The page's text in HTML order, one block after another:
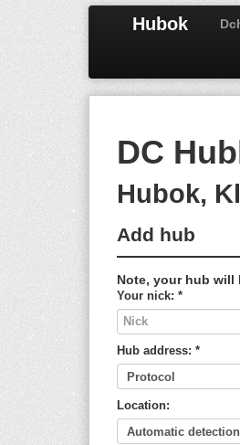
Hubok
DC
Hubok,
Add hub
Note, your hub will
Your nick: *
Hub address: *
Location: